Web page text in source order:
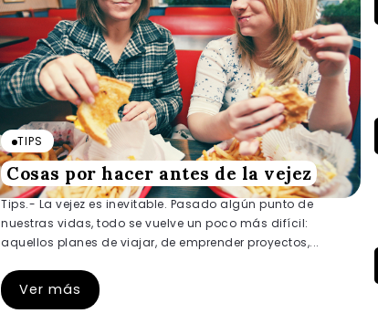
TIPS
Cosas por hacer antes de la vejez
Tips.- La vejez es inevitable. Pasado algún punto de
nuestras vidas, todo se vuelve un poco más difícil:
aquellos planes de viajar, de emprender proyectos,...
Ver más